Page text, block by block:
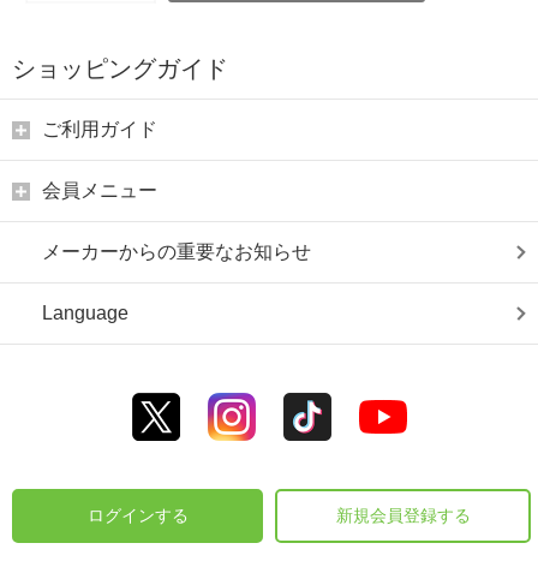
ショッピングガイド
ご利用ガイド
会員メニュー
メーカーからの重要なお知らせ
Language
ログインする 新規会員登録する